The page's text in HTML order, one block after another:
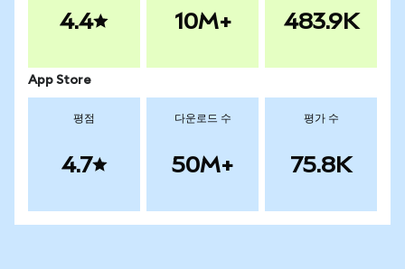
4.4 10M+ 483.9K
App Store
평점
4.7
다운로드 수
50M+
평가 수
75.8K